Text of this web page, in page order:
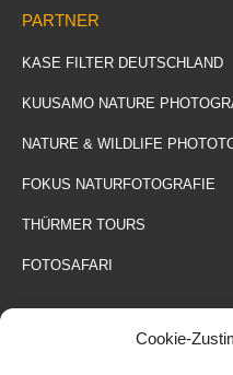
Cookie-
PARTNER
KASE FILTER DEUTSCHLAND
KUUSAMO NATURE
NATURE & WILDLIFE
FOKUS NATURFOTOGRAFIE
THÜRMER TOURS
FOTOSAFARI